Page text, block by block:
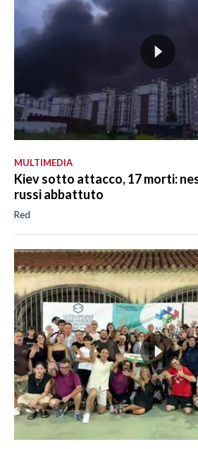
MULTIMEDIA
Kiev sotto attacco, 17 morti:
russi abbattuto
Red